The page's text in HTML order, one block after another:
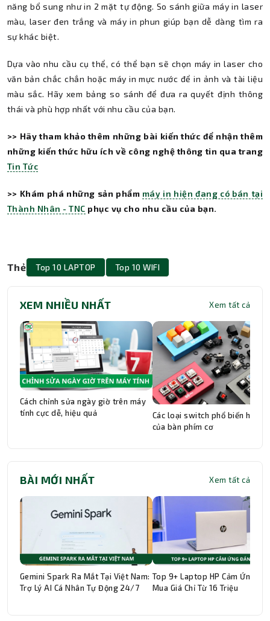
năng bổ sung như in 2 mặt tự động. So sánh giữa máy in laser
màu, laser đen trắng và máy in phun giúp bạn dễ dàng tìm ra
sự khác biệt.
Dựa vào nhu cầu cụ thể, có thể bạn sẽ chọn máy in laser cho
văn bản chắc chắn hoặc máy in mực nước để in ảnh và tài liệu
màu sắc. Hãy xem bảng so sánh để đưa ra quyết định thông
thái và phù hợp nhất với nhu cầu của bạn.
>> Hãy tham khảo thêm những bài kiến thức để nhận thêm
những kiến thức hữu ích về công nghệ thông tin qua trang
Tin Tức
>> Khám phá những sản phẩm máy in hiện đang có bán tại
Thành Nhân - TNC phục vụ cho nhu cầu của bạn.
Thẻ Top 10 LAPTOP Top 10 WIFI
XEM NHIỀU NHẤT Xem tất cả
Cách chỉnh sửa ngày giờ trên máy
tính cực dễ, hiệu quả
Các loại switch phổ biến hiện
của bàn phím cơ
BÀI MỚI NHẤT Xem tất cả
Gemini Spark Ra Mắt Tại Việt Nam:
Trợ Lý AI Cá Nhân Tự Động 24/7
Top 9+ Laptop HP Cảm Ứng
Mua Giá Chỉ Từ 16 Triệu